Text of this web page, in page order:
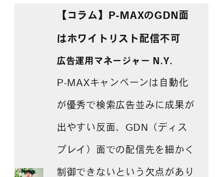
【コラム】P-MAXのGDN面
はホワイトリスト配信不可
広告運用マネージャー N .Y.
P-MAXキャンペーンは自動化
が優秀で検索広告並みに成果が
出やすい反面、GDN（ディス
プレイ）面での配信先を細かく
制御できないという欠点があり